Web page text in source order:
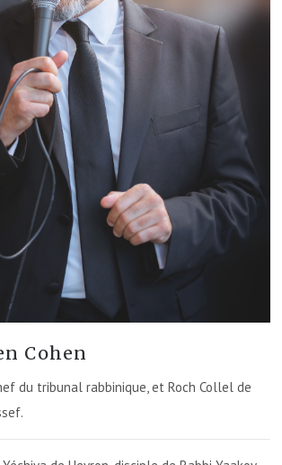
Cohen
du tribunal rabbinique, et Roch Collel de